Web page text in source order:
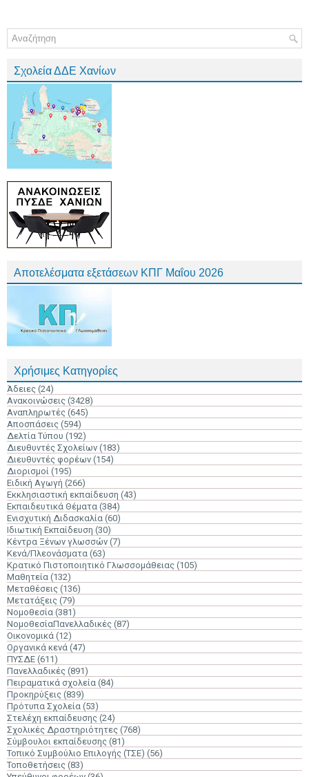
Σχολεία ΔΔΕ Χανίων
Αποτελέσματα εξετάσεων ΚΠΓ Μαΐου 2026
Χρήσιμες Κατηγορίες
Άδειες (24)
Ανακοινώσεις (3428)
Αναπληρωτές (645)
Αποσπάσεις (594)
Δελτία Τύπου (192)
Διευθυντές Σχολείων (183)
Διευθυντές φορέων (154)
Διορισμοί (195)
Ειδική Αγωγή (266)
Εκκλησιαστική εκπαίδευση (43)
Εκπαιδευτικά Θέματα (384)
Ενισχυτική Διδασκαλία (60)
Ιδιωτική Εκπαίδευση (30)
Κέντρα Ξένων γλωσσών (7)
Κενά/Πλεονάσματα (63)
Κρατικό Πιστοποιητικό Γλωσσομάθειας (105)
Μαθητεία (132)
Μεταθέσεις (136)
Μετατάξεις (79)
Νομοθεσία (381)
ΝομοθεσίαΠανελλαδικές (87)
Οικονομικά (12)
Οργανικά κενά (47)
ΠΥΣΔΕ (611)
Πανελλαδικές (891)
Πειραματικά σχολεία (84)
Προκηρύξεις (839)
Πρότυπα Σχολεία (53)
Στελέχη εκπαίδευσης (24)
Σχολικές Δραστηριότητες (768)
Σύμβουλοι εκπαίδευσης (81)
Τοπικό Συμβούλιο Επιλογής (ΤΣΕ) (56)
Τοποθετήσεις (83)